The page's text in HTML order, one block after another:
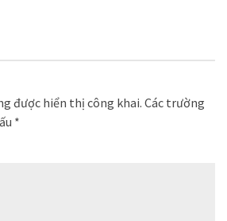
được hiển thị công khai. Các trường
*